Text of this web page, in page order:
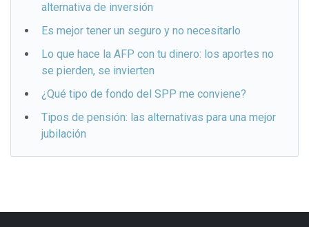
alternativa de inversión
Es mejor tener un seguro y no necesitarlo
Lo que hace la AFP con tu dinero: los aportes no
se pierden, se invierten
¿Qué tipo de fondo del SPP me conviene?
Tipos de pensión: las alternativas para una mejor
jubilación